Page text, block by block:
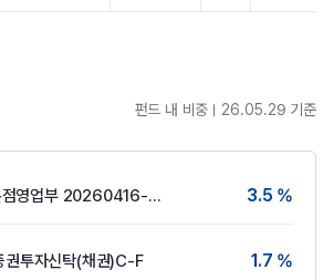
펀드 내 비중 26.05.29 기준
CD(NH농협은행 본점영업부 20260416-91-1) 3.5 %
권투자신탁(채권)C-F 1.7 %